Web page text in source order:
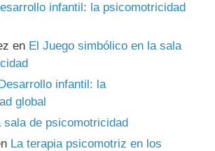
infantil: la psicomotricidad
en El Juego simbólico en la sala
infantil: la
global
sala de psicomotricidad
La terapia psicomotriz en los